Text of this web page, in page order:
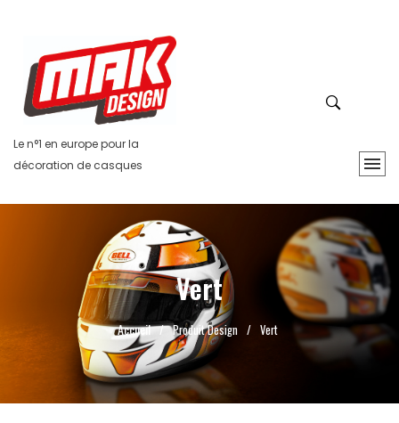
Le n°1 en europe pour la
décoration de casques
Vert
Accueil / Produit Design / Vert